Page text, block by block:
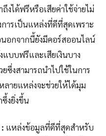
งได้ฟรีหรือเสียค่าใช้จ่ายไม่
การเป็นแหล่งที่ดีที่สุดเพราะ
อกจากนี้ยังมีคอร์สออนไลน์
แบบฟรีและเสียเงินบาง
ซึ่งสามารถนำไปใช้ในการ
ลายแหล่งจะช่วยให้ได้มุม
งยิ่งขึ้น
แหล่งข้อมูลที่ดีที่สุดสำหรับ